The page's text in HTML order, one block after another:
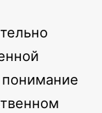
понимание